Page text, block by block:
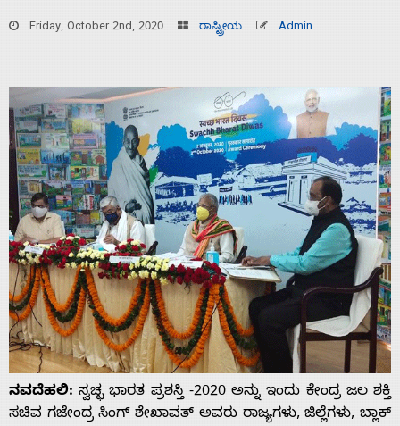
Friday, October 2nd, 2020 ರಾಷ್ಟ್ರೀಯ Admin
ನವದೆಹಲಿ: ಸ್ವಚ್ಛ ಭಾರತ ಪ್ರಶಸ್ತಿ -2020 ಅನ್ನು ಇಂದು ಕೇಂದ್ರ ಜಲ ಶಕ್ತಿ
ಸಚಿವ ಗಜೇಂದ್ರ ಸಿಂಗ್ ಶೇಖಾವತ್ ಅವರು ರಾಜ್ಯಗಳು, ಜಿಲ್ಲೆಗಳು, ಬ್ಲಾಕ್